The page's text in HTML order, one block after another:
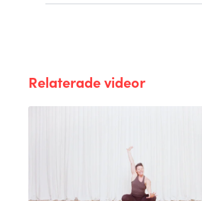
Relaterade videor